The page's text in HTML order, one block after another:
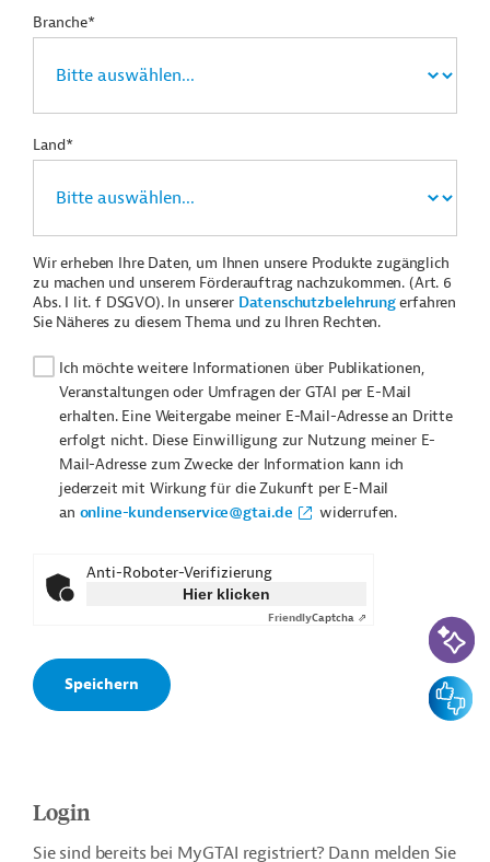
Branche*
Land*
Wir erheben Ihre Daten, um Ihnen unsere Produkte zugänglich
zu machen und unserem Förderauftrag nachzukommen. (Art. 6
Abs. I lit. f DSGVO). In unserer Datenschutzbelehrungerfahren
Sie Näheres zu diesem Thema und zu Ihren Rechten.
Ich möchte weitere Informationen über Publikationen,
Veranstaltungen oder Umfragen der GTAI per E-Mail
erhalten. Eine Weitergabe meiner E-Mail-Adresse an Dritte
erfolgt nicht. Diese Einwilligung zur Nutzung meiner E-
Mail-Adresse zum Zwecke der Information kann ich
jederzeit mit Wirkung für die Zukunft per E-Mail
an online-kundenservice@gtai.de widerrufen.
Anti-Roboter-Verifizierung
Hier klicken
FriendlyCaptcha ⇗
Login
Sie sind bereits bei MyGTAI registriert? Dann melden Sie
KI-